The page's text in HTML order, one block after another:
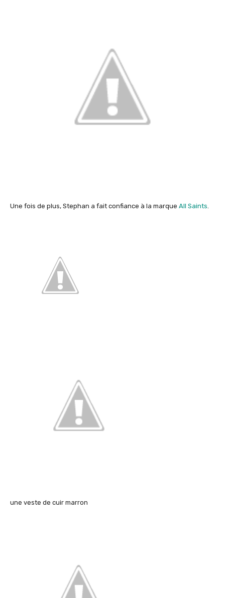
Une fois de plus, Stephan a fait confiance à la marque All Saints.
une veste de cuir marron